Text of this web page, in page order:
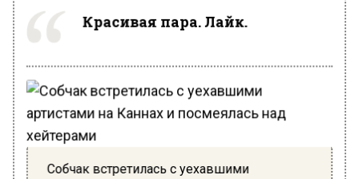
Красивая пара. Лайк.
Собчак встретилась с уехавшими